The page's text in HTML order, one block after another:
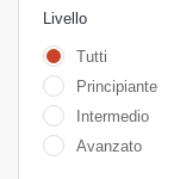
Livello
Tutti
Principiante
Intermedio
Avanzato